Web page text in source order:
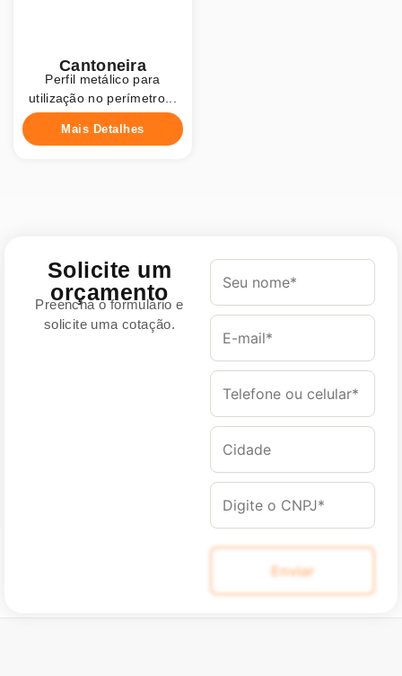
Cantoneira
Perfil metálico para
utilização no perímetro...
Mais Detalhes
Solicite um
orçamento
Preencha o formulário e
solicite uma cotação.